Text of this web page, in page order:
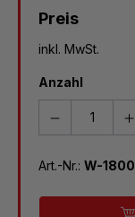
Preis
inkl. MwSt.
Anzahl
Art.-Nr.: W-1800